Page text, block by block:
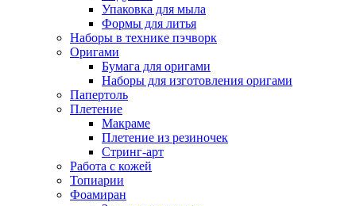
Упаковка для мыла
Формы для литья
Наборы в технике пэчворк
Оригами
Бумага для оригами
Наборы для изготовления оригами
Папертоль
Плетение
Макраме
Плетение из резиночек
Стринг-арт
Работа с кожей
Топиарии
Фоамиран